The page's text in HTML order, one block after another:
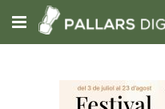
Subscriu-t'hi